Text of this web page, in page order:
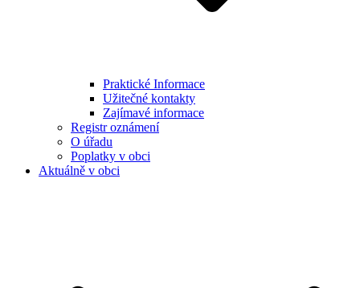
Praktické Informace
Užitečné kontakty
Zajímavé informace
Registr oznámení
O úřadu
Poplatky v obci
Aktuálně v obci